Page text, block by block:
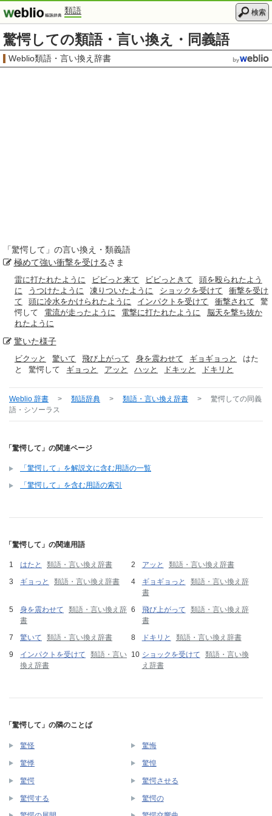
類語 検索
驚愕しての類語・言い換え・同義語
Weblio類語・言い換え辞書
「驚愕して 」の言い換え・類義語
極めて強い衝撃を受けるさま
雷に打たれたように ビビっと来て ビビっときて
頭を殴られたよう
に
うつけたように 凍りついたように ショックを受けて
衝撃を受け
て
頭に冷水をかけられたように インパクトを受けて 衝撃されて
驚
愕して
電流が走ったように 電撃に打たれたように
脳天を撃ち抜か
れたように
驚いた様子
ビクッと 驚いて 飛び上がって 身を震わせて ギョギョっと
はた
と
驚愕して ギョっと アッと ハッと ドキッと ドキリと
Weblio 辞書 > 類語辞典 > 類語・言い換え辞書 > 驚愕しての同義
語・シソーラス
「驚愕して」の関連ページ
「驚愕して」を解説文に含む用語の一覧
「驚愕して」を含む用語の索引
「驚愕して」の関連用語
はたと 類語・言い換え辞書 アッと
類語・言い換え辞書
ギョっと
類語・言い換え辞書 ギョギョっと
類語・言い換え辞
書
身を震わせて
類語・言い換え辞
書
飛び上がって
類語・言い換え辞
書
驚いて
類語・言い換え辞書 ドキリと
類語・言い換え辞書
インパクトを受けて
類語・言い
換え辞書
ショックを受けて
類語・言い換
え辞書
「驚愕して」の隣のことば
驚怪 驚悔
驚悸 驚惶
驚愕 驚愕させる
驚愕する 驚愕の